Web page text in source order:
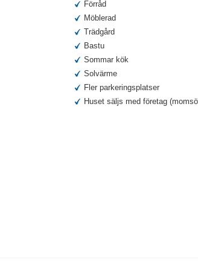
Förråd
Möblerad
Trädgård
Bastu
Sommar kök
Solvärme
Fler parkeringsplatser
Huset säljs med företag